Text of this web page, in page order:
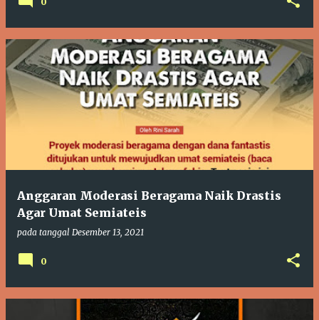
Anggaran Moderasi Beragama Naik Drastis
Agar Umat Semiateis
pada tanggal Desember 13, 2021
0